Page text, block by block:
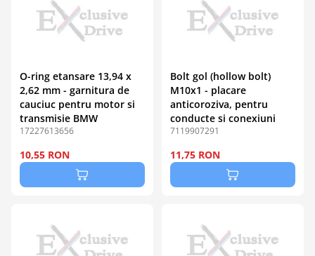
O-ring etansare 13,94 x
2,62 mm - garnitura de
cauciuc pentru motor si
transmisie BMW
17227613656
10,55 RON
Bolt gol (hollow bolt)
M10x1 - placare
anticoroziva, pentru
conducte si conexiuni
7119907291
11,75 RON